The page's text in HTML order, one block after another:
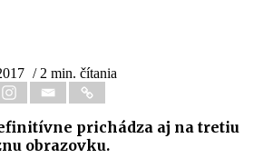
/ 2 min. čítania
prichádza aj na tretiu
obrazovku.